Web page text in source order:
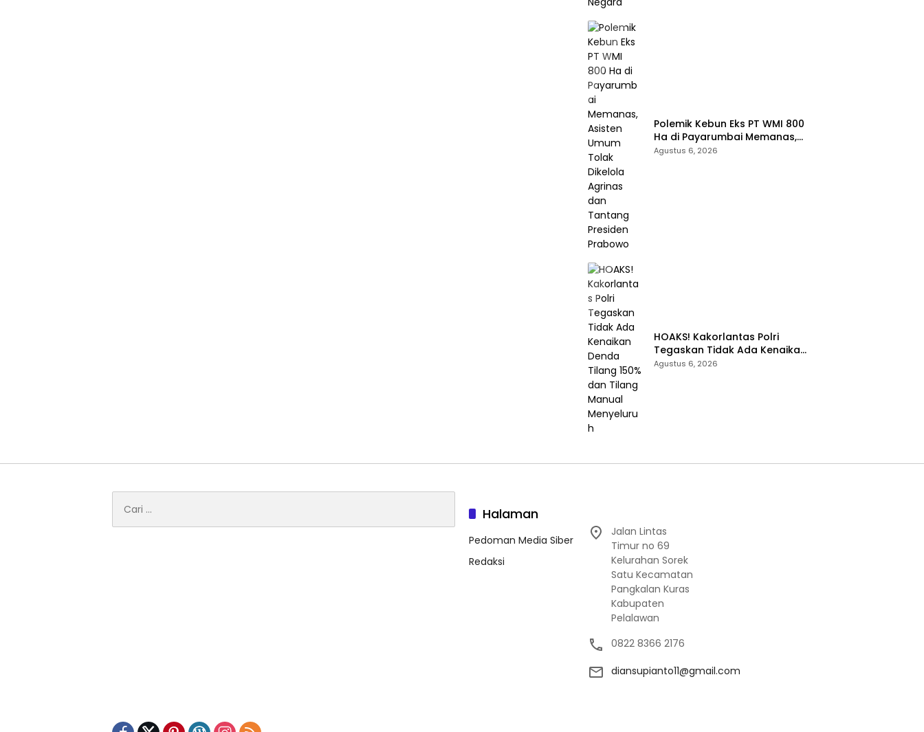
Polemik Kebun Eks PT WMI 800
Ha di Payarumbai Memanas,
Asisten Umum Tolak Dikelola
Agustus 6, 2026
HOAKS! Kakorlantas Polri
Tegaskan Tidak Ada Kenaikan
Denda Tilang 150% dan Tilang
Agustus 6, 2026
untuk:
Halaman
Pedoman Media Siber
Redaksi
Jalan Lintas
Timur no 69
Kelurahan Sorek
Satu Kecamatan
Pangkalan Kuras
Kabupaten
Pelalawan
0822 8366 2176
diansupianto11@gmail.com